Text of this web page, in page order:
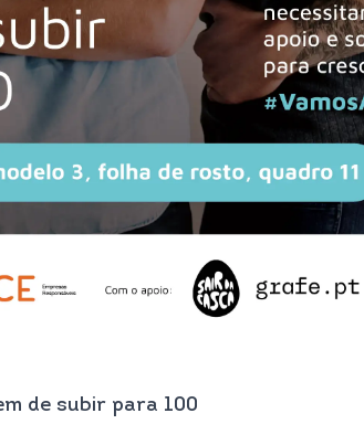
de subir para 100